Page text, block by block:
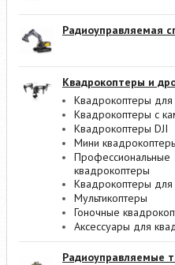
Радиоуправляемая
Квадрокоптеры и
Квадрокоптеры
Квадрокоптеры с
Квадрокоптеры DJI
Мини
Профессиональные
квадрокоптеры
Квадрокоптеры
Мультикоптеры
Гоночные
Аксессуары для
Радиоуправляемые